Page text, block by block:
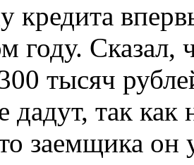
кредита
году. Сказал,
тысяч
дадут, так
заемщика